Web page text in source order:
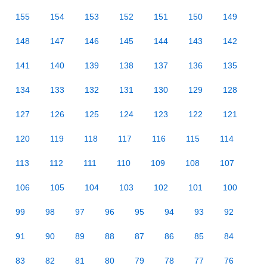
155 154 153 152 151 150 149
148 147 146 145 144 143 142
141 140 139 138 137 136 135
134 133 132 131 130 129 128
127 126 125 124 123 122 121
120 119 118 117 116 115 114
113 112 111 110 109 108 107
106 105 104 103 102 101 100
99 98 97 96 95 94 93 92
91 90 89 88 87 86 85 84
83 82 81 80 79 78 77 76